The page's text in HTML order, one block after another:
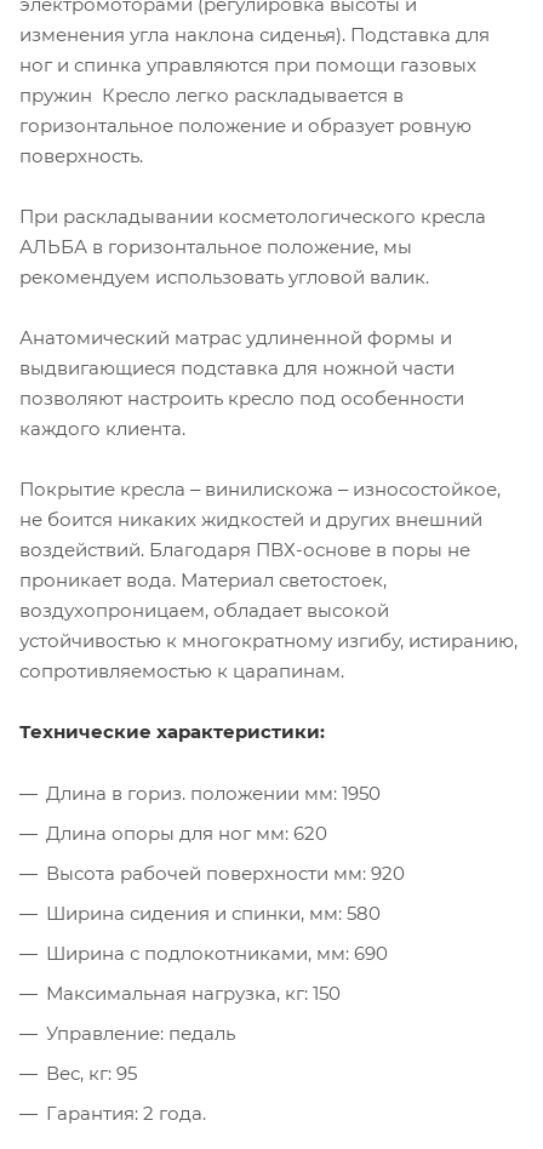
электромоторами (регулировка высоты и
изменения угла наклона сиденья). Подставка для
ног и спинка управляются при помощи газовых
пружин Кресло легко раскладывается в
горизонтальное положение и образует ровную
поверхность.
При раскладывании косметологического кресла
АЛЬБА в горизонтальное положение, мы
рекомендуем использовать угловой валик.
Анатомический матрас удлиненной формы и
выдвигающиеся подставка для ножной части
позволяют настроить кресло под особенности
каждого клиента.
Покрытие кресла ‒ винилискожа ‒ износостойкое,
не боится никаких жидкостей и других внешний
воздействий. Благодаря ПВХ-основе в поры не
проникает вода. Материал светостоек,
воздухопроницаем, обладает высокой
устойчивостью к многократному изгибу, истиранию,
сопротивляемостью к царапинам.
Технические характеристики:
Длина в гориз. положении мм: 1950
Длина опоры для ног мм: 620
Высота рабочей поверхности мм: 920
Ширина сидения и спинки, мм: 580
Ширина с подлокотниками, мм: 690
Максимальная нагрузка, кг: 150
Управление: педаль
Вес, кг: 95
Гарантия: 2 года.